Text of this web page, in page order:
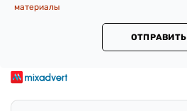
материалы
ОТПРАВИТЬ